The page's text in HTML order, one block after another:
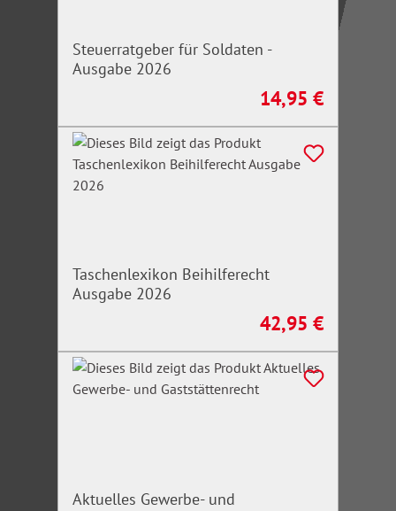
Steuerratgeber für Soldaten -
Ausgabe 2026
Regulärer Preis:
14,95 €
Taschenlexikon Beihilferecht
Ausgabe 2026
Regulärer Preis:
42,95 €
Aktuelles Gewerbe- und